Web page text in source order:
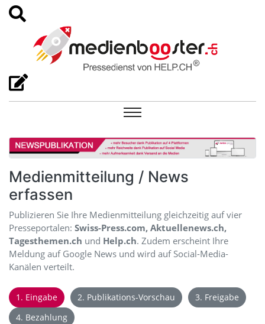
Medienmitteilung / News
erfassen
Publizieren Sie Ihre Medienmitteilung gleichzeitig auf vier
Presseportalen: Swiss-Press.com, Aktuellenews.ch,
Tagesthemen.ch und Help.ch. Zudem erscheint Ihre
Meldung auf Google News und wird auf Social-Media-
Kanälen verteilt.
1. Eingabe 2. Publikations-Vorschau
3. Freigabe
4. Bezahlung